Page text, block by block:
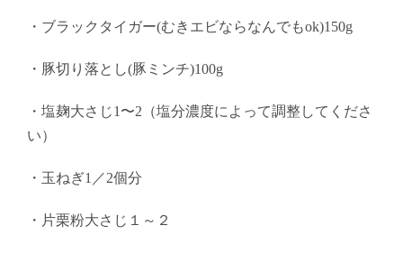
・ブラックタイガー(むきエビならなんでもok)150g
・豚切り落とし(豚ミンチ)100g
・塩麹大さじ1〜2（塩分濃度によって調整してくださ
い）
・玉ねぎ1／2個分
・片栗粉大さじ１～２